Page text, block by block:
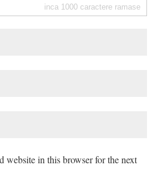
inca 1000 caractere ramase
website in this browser for the next